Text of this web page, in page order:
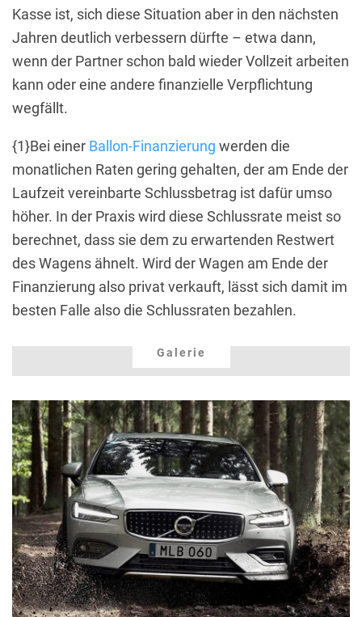
Kasse ist, sich diese Situation aber in den nächsten
Jahren deutlich verbessern dürfte – etwa dann,
wenn der Partner schon bald wieder Vollzeit arbeiten
kann oder eine andere finanzielle Verpflichtung
wegfällt.
{1}Bei einer Ballon-Finanzierung werden die
monatlichen Raten gering gehalten, der am Ende der
Laufzeit vereinbarte Schlussbetrag ist dafür umso
höher. In der Praxis wird diese Schlussrate meist so
berechnet, dass sie dem zu erwartenden Restwert
des Wagens ähnelt. Wird der Wagen am Ende der
Finanzierung also privat verkauft, lässt sich damit im
besten Falle also die Schlussraten bezahlen.
Galerie